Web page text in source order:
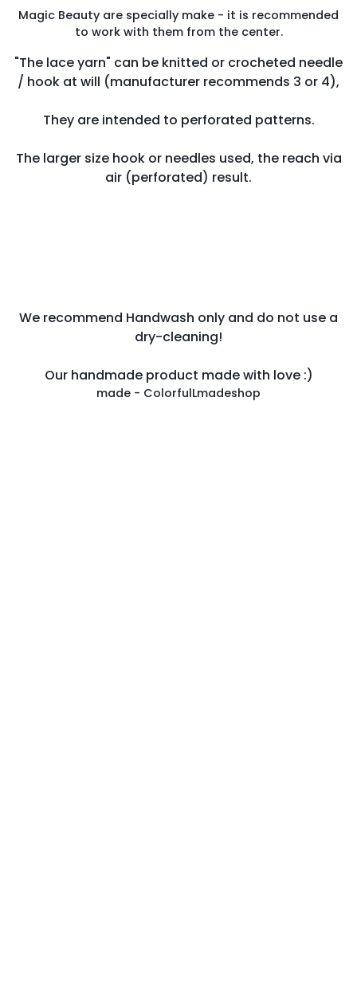
Magic Beauty are specially make - it is recommended
to work with them from the center.
"The lace yarn" can be knitted or crocheted needle
/ hook at will (manufacturer recommends 3 or 4),
They are intended to perforated patterns.
The larger size hook or needles used, the reach via
air (perforated) result.
We recommend Handwash only and do not use a
dry-cleaning!
Our handmade product made with love :)
made - ColorfulLmadeshop